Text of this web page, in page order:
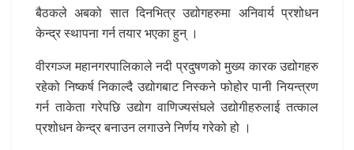
बैठकले अबको सात दिनभित्र उद्योगहरुमा अनिवार्य प्रशोधन
केन्द्र स्थापना गर्न तयार भएका हुन् ।
वीरगञ्ज महानगरपालिकाले नदी प्रदुषणको मुख्य कारक उद्योगहरु
रहेको निष्कर्ष निकाल्दै उद्योगबाट निस्कने फोहोर पानी नियन्त्रण
गर्न ताकेता गरेपछि उद्योग वाणिज्यसंघले उद्योगीहरुलाई तत्काल
प्रशोधन केन्द्र बनाउन लगाउने निर्णय गरेको हो ।